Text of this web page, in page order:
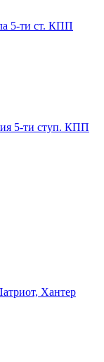
5-ти ст. КПП
5-ти ступ. КПП
Хантер